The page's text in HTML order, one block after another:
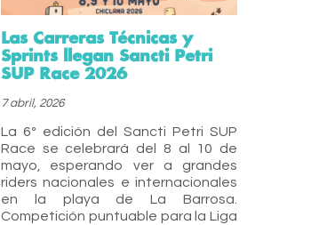
Las Carreras Técnicas y
Sprints llegan Sancti Petri
SUP Race 2026
7 abril, 2026
La 6º edición del Sancti Petri SUP
Race se celebrará del 8 al 10 de
mayo, esperando ver a grandes
riders nacionales e internacionales
en la playa de La Barrosa.
Competición puntuable para la Liga